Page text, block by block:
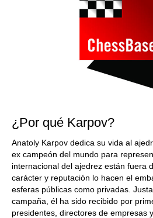
¿Por qué Karpov?
Anatoly Karpov dedica su vida al
ex campeón del mundo para
internacional del ajedrez están fuera
carácter y reputación lo hacen el
esferas públicas como privadas.
campaña, él ha sido recibido por
presidentes, directores de empresas